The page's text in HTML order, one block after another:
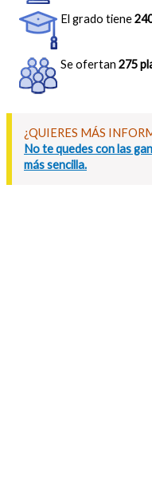
El grado tiene
Se ofertan 275
¿QUIERES MÁS
No te quedes con las
más sencilla.